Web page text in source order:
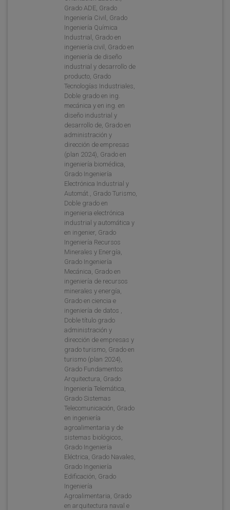
Grado ADE, Grado
Ingeniería Civil, Grado
Ingeniería Química
Industrial, Grado en
ingeniería civil, Grado en
ingeniería de diseño
industrial y desarrollo de
producto, Grado
Tecnologías Industriales,
Doble grado en ing.
mecánica y en ing. en
diseño industrial y
desarrollo de, Grado en
administración y
dirección de empresas
(plan 2024), Grado en
ingeniería biomédica,
Grado Ingeniería
Electrónica Industrial y
Automát., Grado Turismo,
Doble grado en
ingenieria electrónica
industrial y automática y
en ingenier, Grado
Ingeniería Recursos
Minerales y Energía,
Grado Ingeniería
Mecánica, Grado en
ingeniería de recursos
minerales y energía,
Grado en ciencia e
ingeniería de datos ,
Doble título grado
administración y
dirección de empresas y
grado turismo, Grado en
turismo (plan 2024),
Grado Fundamentos
Arquitectura, Grado
Ingeniería Telemática,
Grado Sistemas
Telecomunicación, Grado
en ingeniería
agroalimentaria y de
sistemas biológicos,
Grado Ingeniería
Eléctrica, Grado Navales,
Grado Ingeniería
Edificación, Grado
Ingeniería
Agroalimentaria, Grado
en arquitectura naval e